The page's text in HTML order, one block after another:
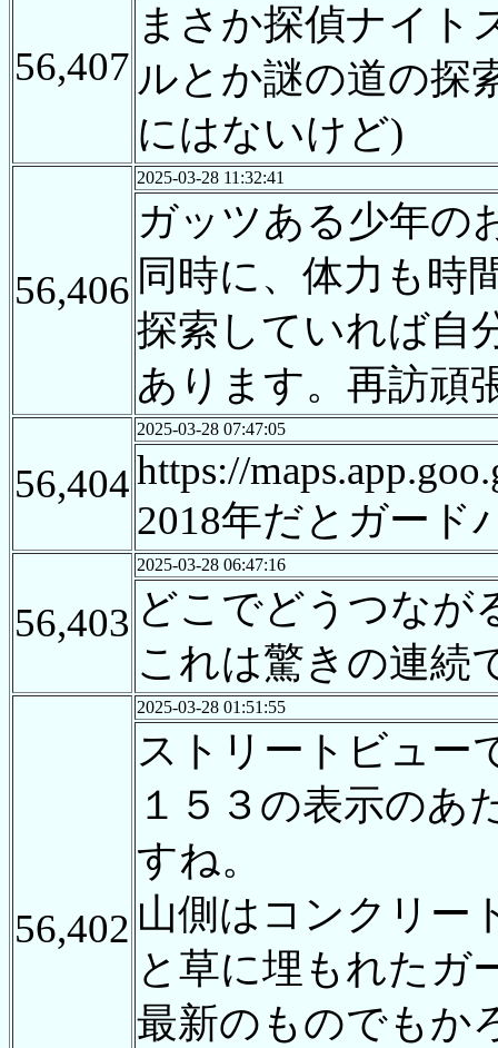
56,407
まさか探偵ナイト
ルとか謎の道の探
にはないけど)
56,406
2025-03-28 11:32:41
ガッツある少年の
同時に、体力も時
探索していれば自
あります。再訪頑
56,404
2025-03-28 07:47:05
https://
2018年だとガード
56,403
2025-03-28 06:47:16
どこでどうつなが
これは驚きの連続
56,402
2025-03-28 01:51:55
ストリートビュー
１５３の表示のあ
すね。
山側はコンクリー
と草に埋もれたガ
最新のものでもか